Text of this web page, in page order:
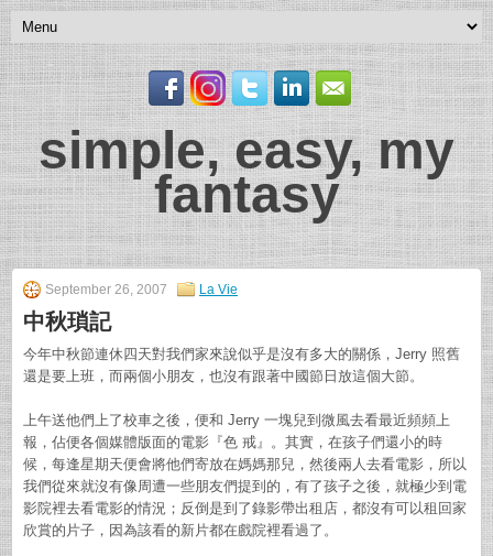
simple, easy, my
fantasy
September 26, 2007 La Vie
中秋瑣記
今年中秋節連休四天對我們家來說似乎是沒有多大的關係，Jerry 照舊
還是要上班，而兩個小朋友，也沒有跟著中國節日放這個大節。
上午送他們上了校車之後，便和 Jerry 一塊兒到微風去看最近頻頻上
報，佔便各個媒體版面的電影『色 戒』。其實，在孩子們還小的時
候，每逢星期天便會將他們寄放在媽媽那兒，然後兩人去看電影，所以
我們從來就沒有像周遭一些朋友們提到的，有了孩子之後，就極少到電
影院裡去看電影的情況；反倒是到了錄影帶出租店，都沒有可以租回家
欣賞的片子，因為該看的新片都在戲院裡看過了。